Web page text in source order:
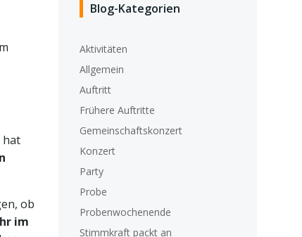
hat
ob
im
Blog-Kategorien
Aktivitäten
Allgemein
Auftritt
Frühere Auftritte
Gemeinschaftskonzert
Konzert
Party
Probe
Probenwochenende
Stimmkraft packt an